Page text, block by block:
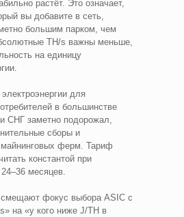
растёт. Это означает,
вы добавите в сеть,
большим парком, чем
TH/s важны меньше,
на единицу
для
в большинстве
СНГ заметно подорожал,
сборы и
майнинговых ферм. Тариф
константой при
месяцев.
фокус выбора ASIC с
на «у кого ниже J/TH в